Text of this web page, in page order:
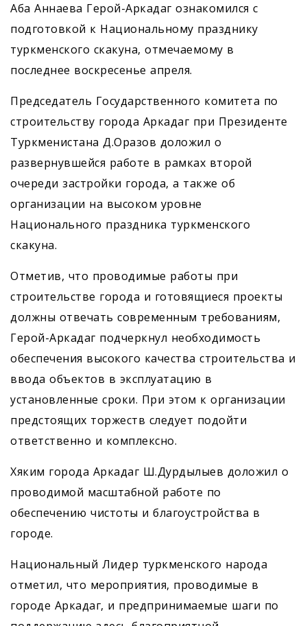
Аба Аннаева Герой-Аркадаг ознакомился с
подготовкой к Национальному празднику
туркменского скакуна, отмечаемому в
последнее воскресенье апреля.
Председатель Государственного комитета по
строительству города Аркадаг при Президенте
Туркменистана Д.Оразов доложил о
развернувшейся работе в рамках второй
очереди застройки города, а также об
организации на высоком уровне
Национального праздника туркменского
скакуна.
Отметив, что проводимые работы при
строительстве города и готовящиеся проекты
должны отвечать современным требованиям,
Герой-Аркадаг подчеркнул необходимость
обеспечения высокого качества строительства и
ввода объектов в эксплуатацию в
установленные сроки. При этом к организации
предстоящих торжеств следует подойти
ответственно и комплексно.
Хяким города Аркадаг Ш.Дурдылыев доложил о
проводимой масштабной работе по
обеспечению чистоты и благоустройства в
городе.
Национальный Лидер туркменского народа
отметил, что мероприятия, проводимые в
городе Аркадаг, и предпринимаемые шаги по